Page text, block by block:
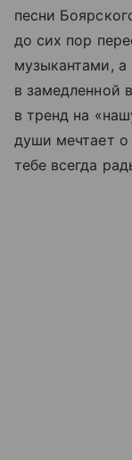
песни
до сих пор
музыкантами, а
в замедленной
в тренд на
души мечтает о
тебе всегда